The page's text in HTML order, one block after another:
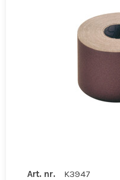
Art. nr.
K3947